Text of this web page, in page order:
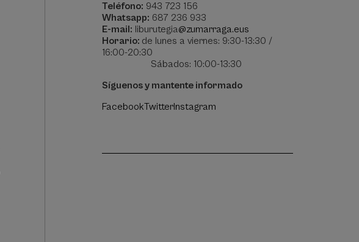
Teléfono: 943 723 156
Whatsapp: 687 236 933
E-mail: liburutegia@zumarraga.eus
Horario: de lunes a viernes: 9:30-13:30 /
16:00-20:30
Sábados: 10:00-13:30
Síguenos y mantente informado
FacebookTwitter Instagram